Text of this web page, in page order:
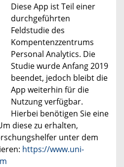
Diese App ist Teil einer
durchgeführten
Feldstudie des
Kompentenzzentrums
Personal Analytics. Die
Studie wurde Anfang 2019
beendet, jedoch bleibt die
App weiterhin für die
Nutzung verfügbar.
Hierbei benötigen Sie eine
diese zu erhalten,
unter dem
https://www.uni-